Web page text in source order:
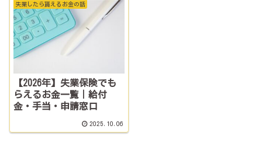
失業したら貰えるお金の話
【2026年】失業保険でも
らえるお金一覧｜給付
金・手当・申請窓口
2025.10.06